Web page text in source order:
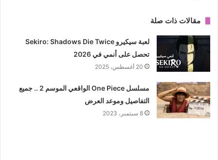
مقالات ذات صلة
لعبة سيكيرو Sekiro: Shadows Die Twice
تحصل على أنمي في 2026
20 أغسطس، 2025
مسلسل One Piece الواقعي الموسم 2 .. جميع
التفاصيل وموعد العرض
8 سبتمبر، 2023